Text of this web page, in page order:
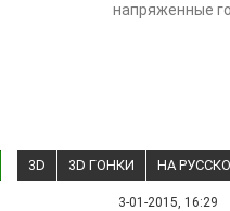
напряженные
3D 3D ГОНКИ НА
3-01-2015, 16:29